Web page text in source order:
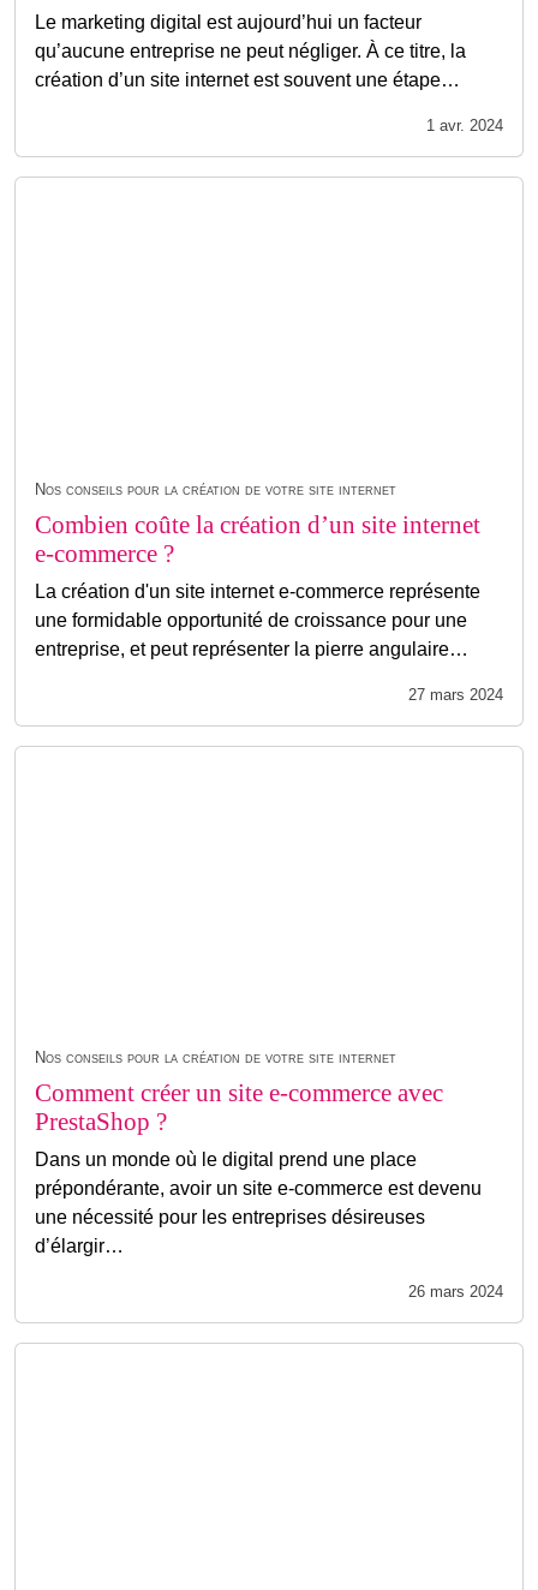
Le marketing digital est aujourd’hui un facteur
qu’aucune entreprise ne peut négliger. À ce titre, la
création d’un site internet est souvent une étape…
1 avr. 2024
Nos conseils pour la création de votre site internet
Combien coûte la création d’un site internet
e-commerce ?
La création d'un site internet e-commerce représente
une formidable opportunité de croissance pour une
entreprise, et peut représenter la pierre angulaire…
27 mars 2024
Nos conseils pour la création de votre site internet
Comment créer un site e-commerce avec
PrestaShop ?
Dans un monde où le digital prend une place
prépondérante, avoir un site e-commerce est devenu
une nécessité pour les entreprises désireuses
d’élargir…
26 mars 2024